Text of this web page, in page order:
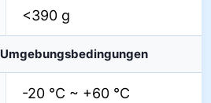
<390 g
Umgebungsbedingungen
-20 °C ~ +60 °C